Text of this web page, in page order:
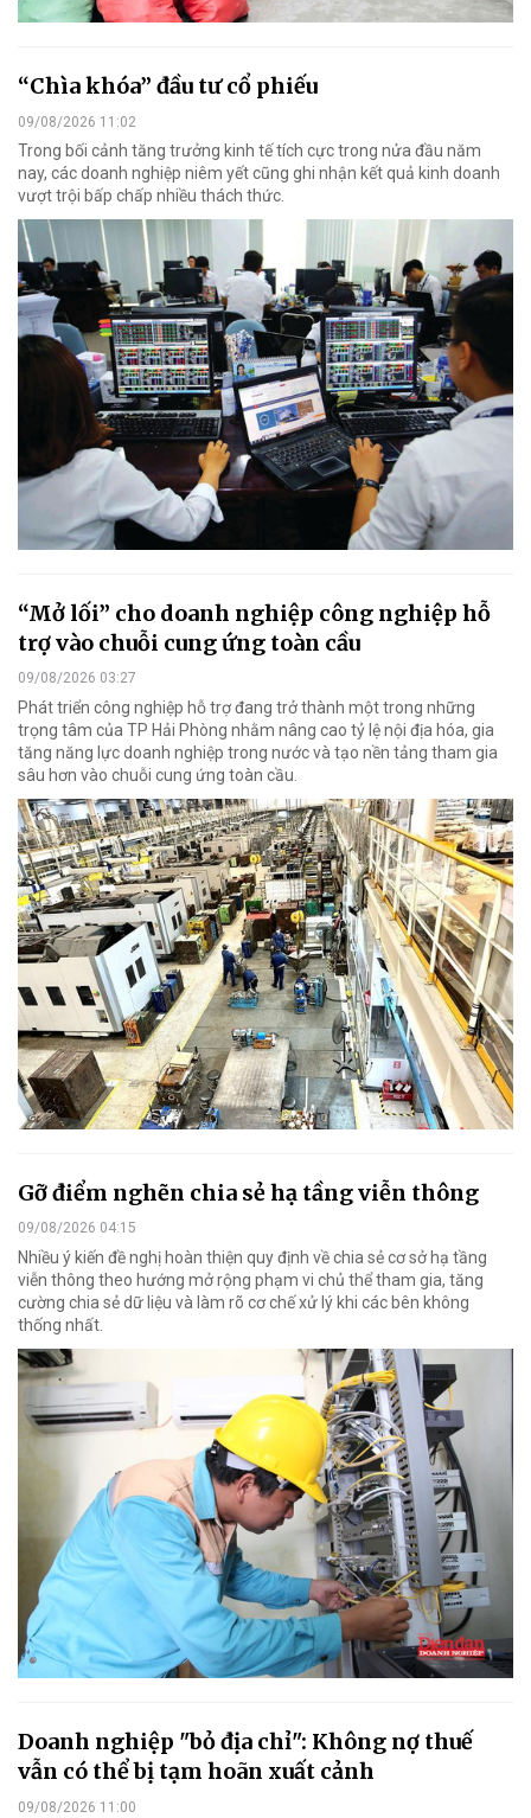
“Chìa khóa” đầu tư cổ phiếu
09/08/2026 11:02
Trong bối cảnh tăng trưởng kinh tế tích cực trong nửa đầu năm
nay, các doanh nghiệp niêm yết cũng ghi nhận kết quả kinh doanh
vượt trội bấp chấp nhiều thách thức.
“Mở lối” cho doanh nghiệp công nghiệp hỗ
trợ vào chuỗi cung ứng toàn cầu
09/08/2026 03:27
Phát triển công nghiệp hỗ trợ đang trở thành một trong những
trọng tâm của TP Hải Phòng nhằm nâng cao tỷ lệ nội địa hóa, gia
tăng năng lực doanh nghiệp trong nước và tạo nền tảng tham gia
sâu hơn vào chuỗi cung ứng toàn cầu.
Gỡ điểm nghẽn chia sẻ hạ tầng viễn thông
09/08/2026 04:15
Nhiều ý kiến đề nghị hoàn thiện quy định về chia sẻ cơ sở hạ tầng
viễn thông theo hướng mở rộng phạm vi chủ thể tham gia, tăng
cường chia sẻ dữ liệu và làm rõ cơ chế xử lý khi các bên không
thống nhất.
Doanh nghiệp "bỏ địa chỉ": Không nợ thuế
vẫn có thể bị tạm hoãn xuất cảnh
09/08/2026 11:00